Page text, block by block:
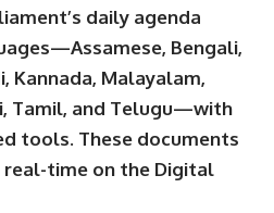
daily agenda
Bengali,
Kannada, Malayalam,
Tamil, and Telugu—with
tools. These documents
real-time on the Digital